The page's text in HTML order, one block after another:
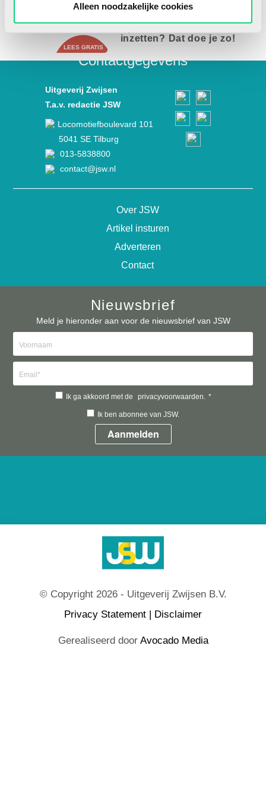
Alleen noodzakelijke cookies
REKENEN & WISKUNDE
inzetten? Dat doe je zo!
Nieuwsbrief
Meld je hieronder aan voor de nieuwsbrief van JSW
Ik ga akkoord met de privacyvoorwaarden. *
Ik ben abonnee van JSW.
Over JSW
Artikel insturen
Adverteren
Contact
Contactgegevens
Uitgeverij Zwijsen
T.a.v. redactie JSW
Locomotiefboulevard 101
5041 SE Tilburg
013-5838800
contact@jsw.nl
© Copyright 2026 - Uitgeverij Zwijsen B.V.
Privacy Statement
Disclaimer
Gerealiseerd door Avocado Media